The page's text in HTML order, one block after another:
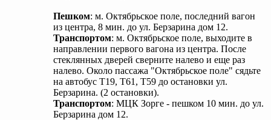
Пешком: м. Октябрьское поле, последний вагон
из центра, 8 мин. до ул. Берзарина дом 12.
Транспортом: м. Октябрьское поле, выходите в
направлении первого вагона из центра. После
стеклянных дверей сверните налево и еще раз
налево. Около пассажа "Октябрьское поле" сядьте
на автобус Т19, Т61, Т59 до остановки ул.
Берзарина. (2 остановки).
Транспортом: МЦК Зорге - пешком 10 мин. до ул.
Берзарина дом 12.